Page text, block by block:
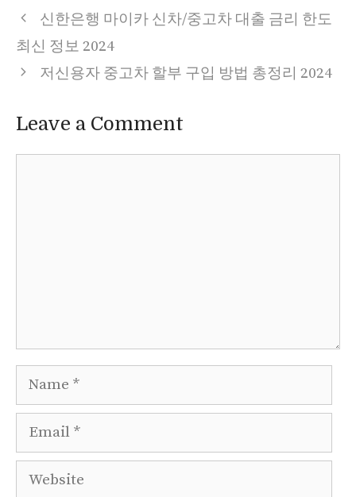
신한은행 마이카 신차/중고차 대출 금리 한도
최신 정보 2024
저신용자 중고차 할부 구입 방법 총정리 2024
Leave a Comment
Name
Email
Website